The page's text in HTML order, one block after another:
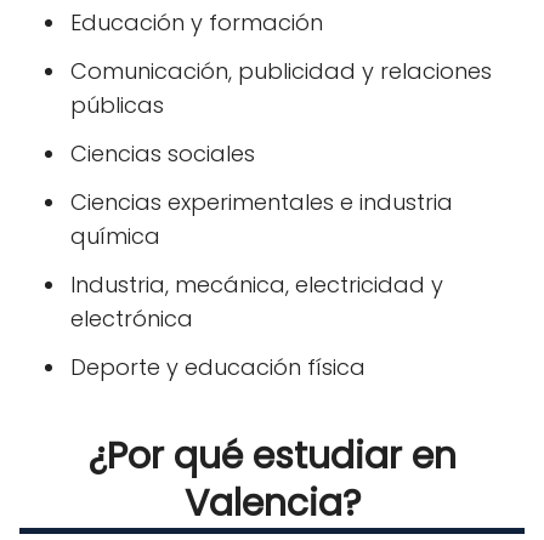
Educación y formación
Comunicación, publicidad y relaciones
públicas
Ciencias sociales
Ciencias experimentales e industria
química
Industria, mecánica, electricidad y
electrónica
Deporte y educación física
¿Por qué estudiar en
Valencia?